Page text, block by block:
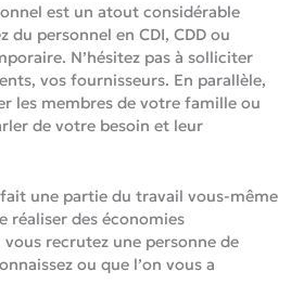
est un atout considérable
du personnel en CDI, CDD ou
N’hésitez pas à solliciter
vos fournisseurs. En parallèle,
les membres de votre famille ou
de votre besoin et leur
fait une partie du travail vous-même
réaliser des économies
recrutez une personne de
ou que l’on vous a